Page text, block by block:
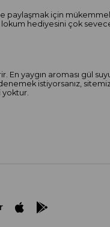
paylaşmak için
hediyesini çok
yaygın aroması gül
istiyorsanız,